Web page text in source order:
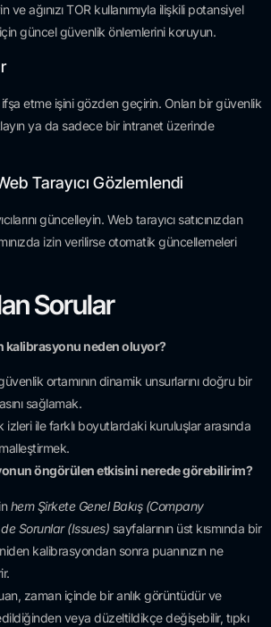
ve ağınızı TOR kullanımıyla ilişkili potansiyel
güncel güvenlik önlemlerini koruyun.
ifşa etme işini gözden geçirin. Onları bir güvenlik
ya da sadece bir intranet üzerinde
Tarayıcı Gözlemlendi
güncelleyin. Web tarayıcı satıcınızdan
izin verilirse otomatik güncellemeleri
Sorular
kalibrasyonu neden oluyor?
ortamının dinamik unsurlarını doğru bir
sağlamak.
izleri ile farklı boyutlardaki kuruluşlar arasında
öngörülen etkisini nerede görebilirim?
hem Şirkete Genel Bakış (Company
de Sorunlar (Issues) sayfalarının üst kısmında bir
kalibrasyondan sonra puanınızın ne
zaman içinde bir anlık görüntüdür ve
veya düzeltildikçe değişebilir, tıpkı